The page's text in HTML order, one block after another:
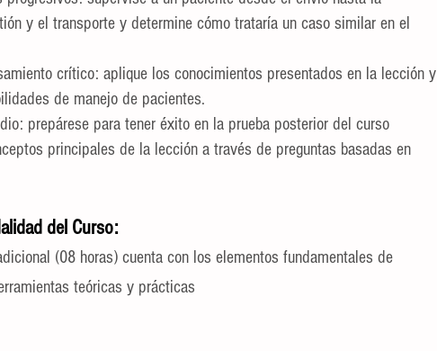
y el transporte y determine cómo trataría un caso similar en el
crítico: aplique los conocimientos presentados en la lección y
de manejo de pacientes.
prepárese para tener éxito en la prueba posterior del curso
principales de la lección a través de preguntas basadas en
del Curso:
(08 horas) cuenta con los elementos fundamentales de
teóricas y prácticas